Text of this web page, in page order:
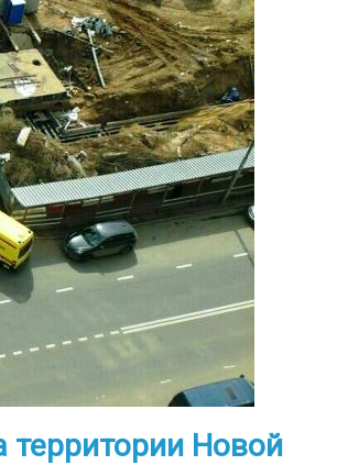
территории Новой